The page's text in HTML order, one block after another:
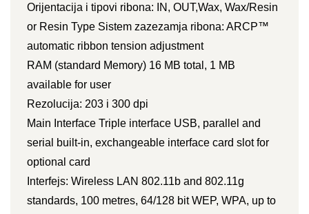
Orijentacija i tipovi ribona: IN, OUT,Wax, Wax/Resin
or Resin Type Sistem zazezamja ribona: ARCP™
automatic ribbon tension adjustment
RAM (standard Memory) 16 MB total, 1 MB
available for user
Rezolucija: 203 i 300 dpi
Main Interface Triple interface USB, parallel and
serial built-in, exchangeable interface card slot for
optional card
Interfejs: Wireless LAN 802.11b and 802.11g
standards, 100 metres, 64/128 bit WEP, WPA, up to